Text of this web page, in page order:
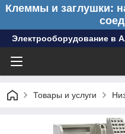
Клеммы и заглушки:
Электрооборудование в
Товары и услуги